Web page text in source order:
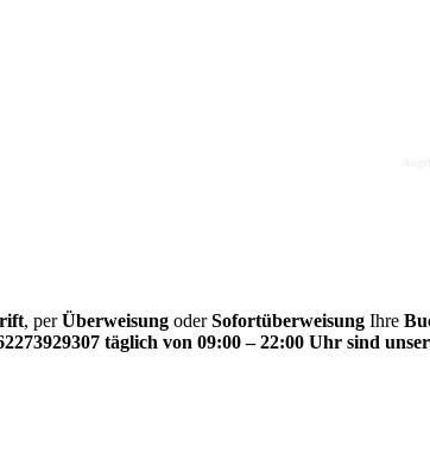
, perÜberweisung oderSofortüberweisung Ihre
täglich von 09:00 – 22:00 Uhr sind